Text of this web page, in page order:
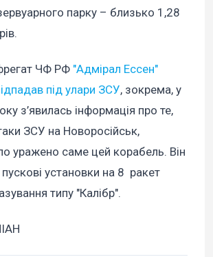
парку – близько 1,28
ЧФ РФ "Адмірал Ессен"
під улари ЗСУ, зокрема, у
з’явилась інформація про те,
ЗСУ на Новоросійськ,
уражено саме цей корабель. Він
установки на 8 ракет
типу "Калібр".